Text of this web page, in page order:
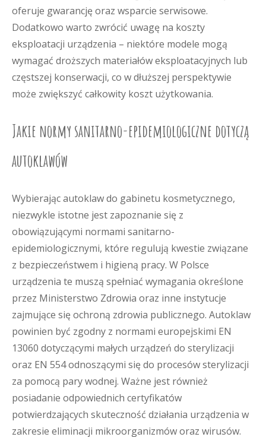
oferuje gwarancję oraz wsparcie serwisowe.
Dodatkowo warto zwrócić uwagę na koszty
eksploatacji urządzenia – niektóre modele mogą
wymagać droższych materiałów eksploatacyjnych lub
częstszej konserwacji, co w dłuższej perspektywie
może zwiększyć całkowity koszt użytkowania.
Jakie normy sanitarno-epidemiologiczne dotyczą
autoklawów
Wybierając autoklaw do gabinetu kosmetycznego,
niezwykle istotne jest zapoznanie się z
obowiązującymi normami sanitarno-
epidemiologicznymi, które regulują kwestie związane
z bezpieczeństwem i higieną pracy. W Polsce
urządzenia te muszą spełniać wymagania określone
przez Ministerstwo Zdrowia oraz inne instytucje
zajmujące się ochroną zdrowia publicznego. Autoklaw
powinien być zgodny z normami europejskimi EN
13060 dotyczącymi małych urządzeń do sterylizacji
oraz EN 554 odnoszącymi się do procesów sterylizacji
za pomocą pary wodnej. Ważne jest również
posiadanie odpowiednich certyfikatów
potwierdzających skuteczność działania urządzenia w
zakresie eliminacji mikroorganizmów oraz wirusów.